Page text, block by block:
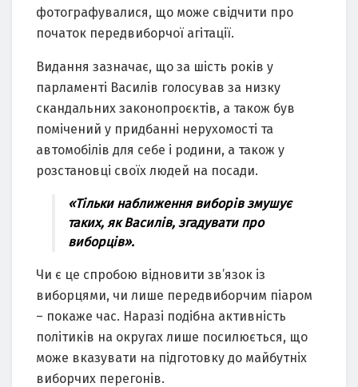
фотографувалися, що може свідчити про
початок передвиборчої агітації.
Видання зазначає, що за шість років у
парламенті Василів голосував за низку
скандальних законопроєктів, а також був
помічений у придбанні нерухомості та
автомобілів для себе і родини, а також у
розстановці своїх людей на посади.
«Тільки наближення виборів змушує
таких, як Василів, згадувати про
виборців».
Чи є це спробою відновити зв’язок із
виборцями, чи лише передвиборчим піаром
– покаже час. Наразі подібна активність
політиків на округах лише посилюється, що
може вказувати на підготовку до майбутніх
виборчих перегонів.